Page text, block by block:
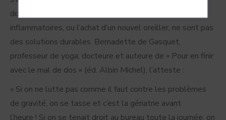
douleurs s’installent, et la prise répétée d’anti-
inflammatoires, ou l’achat d’un nouvel oreiller, ne sont pas
des solutions durables. Bernadette de Gasquet,
professeur de yoga, docteure et auteure de « Pour en finir
avec le mal de dos » (éd. Albin Michel), l’atteste :
« Si on ne lutte pas comme il faut contre les problèmes
de gravité, on se tasse et c’est la gériatrie avant
l’heure ! Si on se tenait droit au bureau toute la journée, on